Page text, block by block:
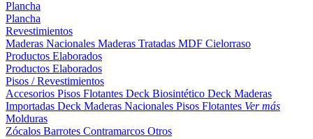
Plancha
Plancha
Revestimientos
Maderas Nacionales Maderas Tratadas MDF Cielorraso
Productos Elaborados
Productos Elaborados
Pisos / Revestimientos
Accesorios Pisos Flotantes Deck Biosintético Deck Maderas
Importadas Deck Maderas Nacionales Pisos Flotantes Ver más
Molduras
Zócalos Barrotes Contramarcos Otros